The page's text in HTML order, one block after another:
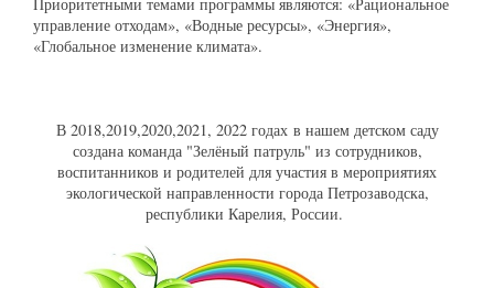
управление отходам», «Водные ресурсы», «Энергия»,
«Глобальное изменение климата».
В 2018,2019,2020,2021, 2022 годах в нашем детском саду
создана команда "Зелёный патруль" из сотрудников,
воспитанников и родителей для участия в мероприятиях
экологической направленности города Петрозаводска,
республики Карелия, России.